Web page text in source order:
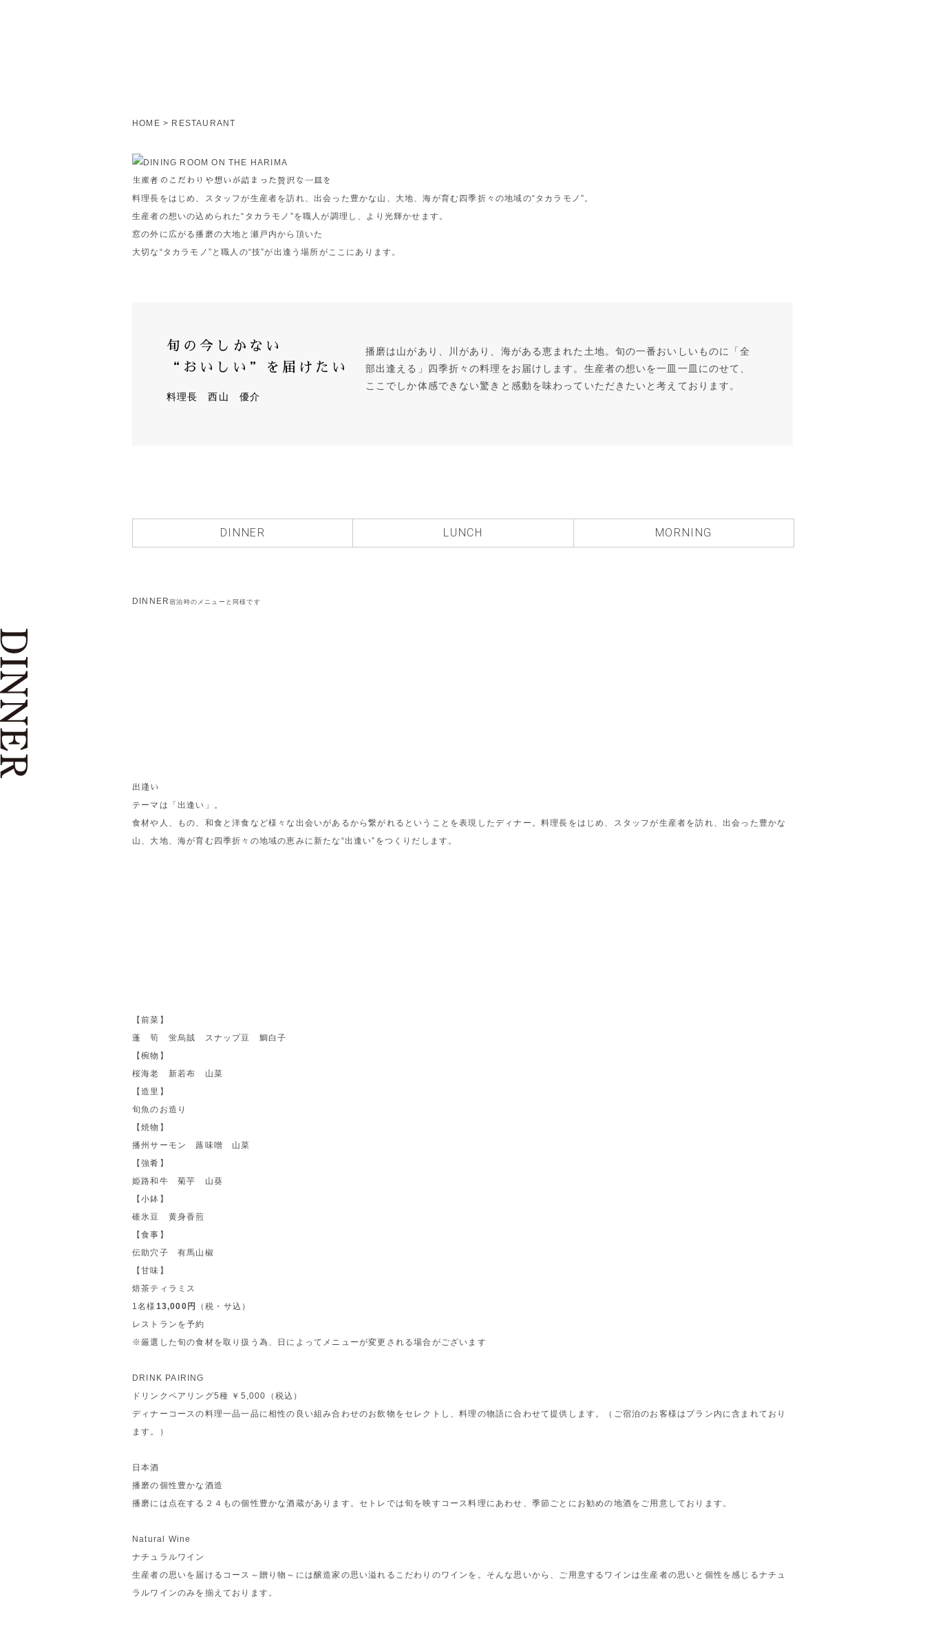
HOME RESTAURANT
生産者のこだわりや想いが詰まった贅沢な一皿を
料理長をはじめ、スタッフが生産者を訪れ、出会った豊かな山、大地、海が育む四季折々の地域の“タカラモノ”。
生産者の想いの込められた“タカラモノ”を職人が調理し、より光輝かせます。
窓の外に広がる播磨の大地と瀬戸内から頂いた
大切な“タカラモノ”と職人の“技”が出逢う場所がここにあります。
旬の今しかない
“おいしい”を 届けたい
料理長 西山 優介
播磨は山があり、川があり、海がある恵まれた土地。旬の一番おいしいものに「全
部出逢える」四季折々の料理をお届けします。生産者の想いを一皿一皿にのせて、
ここでしか体感できない驚きと感動を味わっていただきたいと考えております。
DINNER LUNCH MORNING
DINNER宿泊時のメニューと同様です
出逢い
テーマは「出逢い」。
食材や人、もの、和食と洋食など様々な出会いがあるから繋がれるということを表現したディナー。料理長をはじめ、スタッフが生産者を訪れ、出会った豊かな
山、大地、海が育む四季折々の地域の恵みに新たな“出逢い”をつくりだします。
【前菜】
蓬 筍 蛍烏賊 スナップ豆 鯛白子
【椀物】
桜海老 新若布 山菜
【造里】
旬魚のお造り
【焼物】
播州サーモン 蕗味噌 山菜
【強肴】
姫路和牛 菊芋 山葵
【小鉢】
碓氷豆 黄身香煎
【食事】
伝助穴子 有馬山椒
【甘味】
焙茶ティラミス
1名様 13,000円
（税・サ込）
レストランを予約
※厳選した旬の食材を取り扱う為、日によってメニューが変更される場合がございます
DRINK PAIRING
ドリンクペアリング5種 ￥5,000
（税込）
ディナーコースの料理一品一品に相性の良い組み合わせのお飲物をセレクトし、料理の物語に合わせて提供します。（ご宿泊のお客様はプラン内に含まれており
ます。）
日本酒
播磨の個性豊かな酒造
播磨には点在する２４もの個性豊かな酒蔵があります。セトレでは旬を映すコース料理にあわせ、季節ごとにお勧めの地酒をご用意しております。
Natural Wine
ナチュラルワイン
生産者の思いを届けるコース～贈り物～には醸造家の思い溢れるこだわりのワインを。そんな思いから、ご用意するワインは生産者の思いと個性を感じるナチュ
ラルワインのみを揃えております。